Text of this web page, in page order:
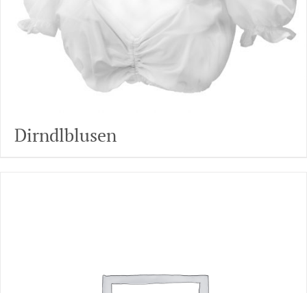
Dirndlblusen